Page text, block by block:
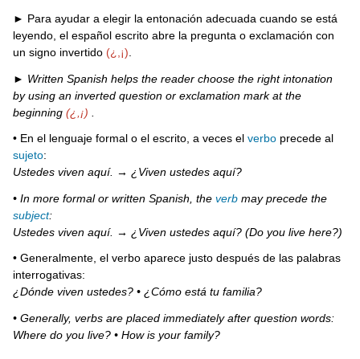
19A
Práctica
interactiva
C.
Las
exclamaciones
Exclamations
¡A
practicar!
Práctica
► Para ayudar a elegir la entonación adecuada cuando se está
leyendo, el español escrito abre la pregunta o exclamación con
un signo invertido (¿,¡).
► Written Spanish helps the reader choose the right intonation
by using an inverted question or exclamation mark at the
beginning(¿,¡)
• En el lenguaje formal o el escrito, a veces elverbo precede al
sujeto:
Ustedes viven aquí. → ¿Viven ustedes aquí?
• In more formal or written Spanish, theverb may precede the
subject:
Ustedes viven aquí. → ¿Viven ustedes aquí? (Do you live here?)
• Generalmente, el verbo aparece justo después de las palabras
interrogativas:
¿Dónde viven ustedes? • ¿Cómo está tu familia?
• Generally, verbs are placed immediately after question words:
Where do you live? • How is your family?